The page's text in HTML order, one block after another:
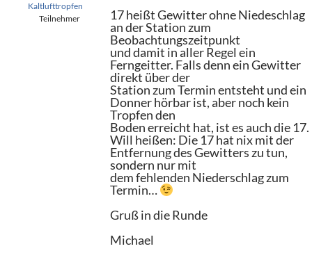
Kaltlufttropfen
Teilnehmer
17 heißt Gewitter ohne Niedeschlag
an der Station zum
Beobachtungszeitpunkt
und damit in aller Regel ein
Ferngeitter. Falls denn ein Gewitter
direkt über der
Station zum Termin entsteht und ein
Donner hörbar ist, aber noch kein
Tropfen den
Boden erreicht hat, ist es auch die 17.
Will heißen: Die 17 hat nix mit der
Entfernung des Gewitters zu tun,
sondern nur mit
dem fehlenden Niederschlag zum
Termin…
Gruß in die Runde
Michael